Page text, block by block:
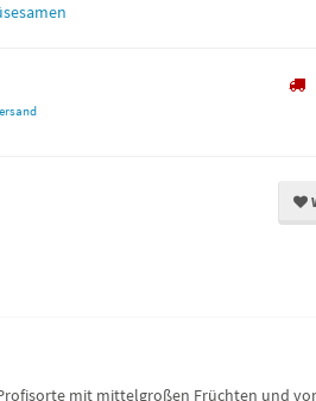
mit mittelgroßen Früchten und